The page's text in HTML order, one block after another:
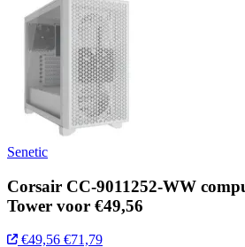
Senetic
Corsair CC-9011252-WW
Tower voor €49,56
€49,56 €71,79